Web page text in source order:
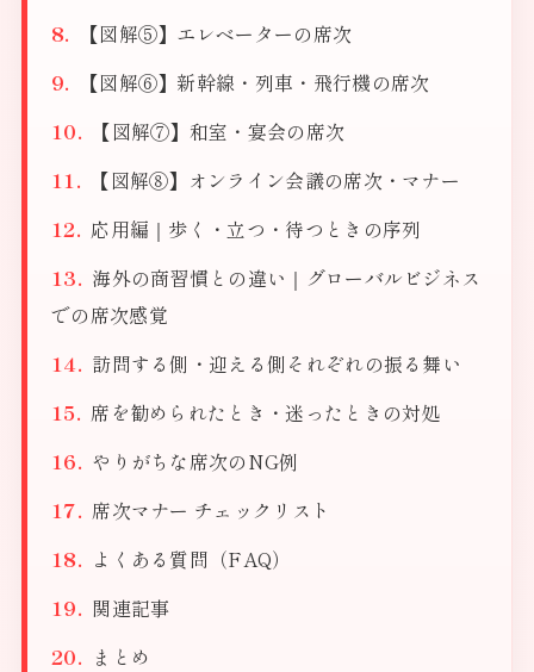
【図解⑤】エレベーターの席次
【図解⑥】新幹線・列車・飛行機の席次
【図解⑦】和室・宴会の席次
【図解⑧】オンライン会議の席次・マナー
応用編｜歩く・立つ・待つときの序列
海外の商習慣との違い｜グローバルビジネス
での席次感覚
訪問する側・迎える側それぞれの振る舞い
席を勧められたとき・迷ったときの対処
やりがちな席次のNG例
席次マナー チェックリスト
よくある質問（FAQ）
関連記事
まとめ